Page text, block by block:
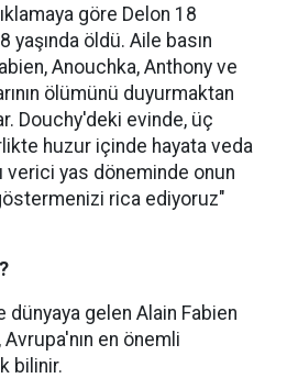
göre Delon 18
öldü. Aile basın
Anouchka, Anthony ve
ölümünü duyurmaktan
Douchy'deki evinde, üç
huzur içinde hayata veda
verici yas döneminde onun
rica ediyoruz"
dünyaya gelen Alain Fabien
en önemli
bilinir.